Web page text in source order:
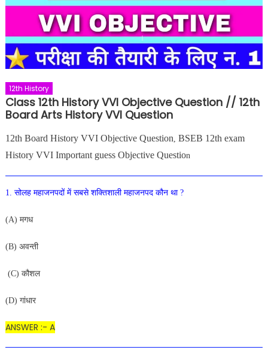
12th History
Class 12th History VVI Objective Question // 12th
Board Arts History VVI Question
12th Board History VVI Objective Question BSEB 12th exam
History VVI Important guess Objective Question
1. सोलह महाजनपदों में सबसे शक्तिशाली महाजनपद कौन था ?
(A) मगध
(B) अवन्ती
(C) कौशल
(D) गांधार
ANSWER :- A